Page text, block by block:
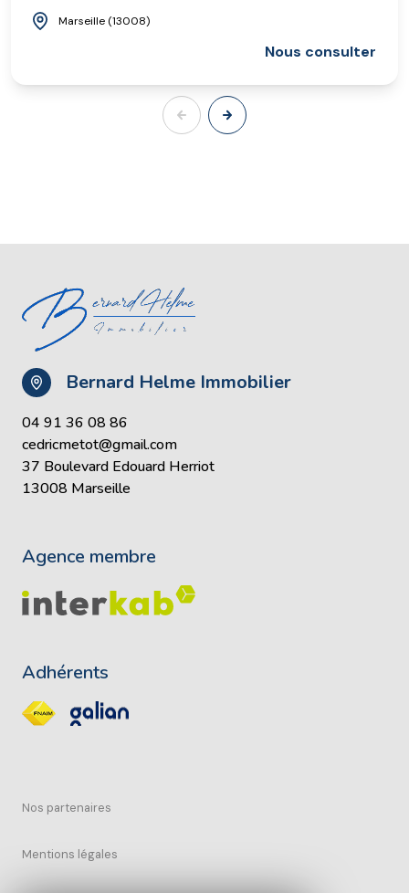
Marseille (13008)
Nous consulter
Bernard Helme Immobilier
04 91 36 08 86
cedricmetot@gmail.com
37 Boulevard Edouard Herriot
13008 Marseille
Agence membre
Adhérents
Nos partenaires
Mentions légales